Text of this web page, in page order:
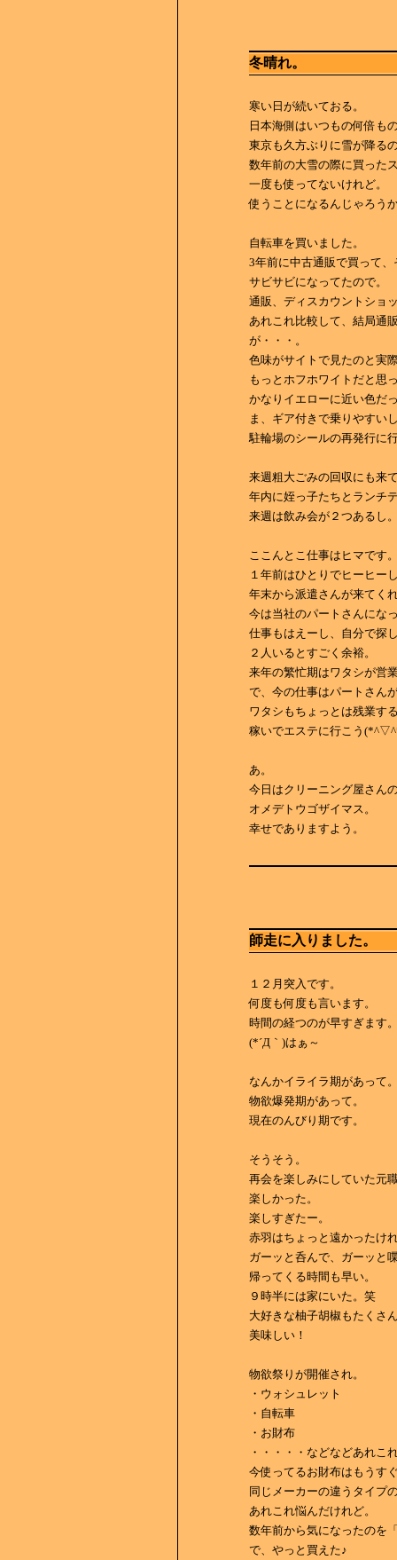
冬晴れ。
寒い日が続いておる。
日本海側はいつもの何倍も
東京も久方ぶりに雪が降る
数年前の大雪の際に買った
一度も使ってないけれど。
使うことになるんじゃろう
自転車を買いました。
3年前に中古通販で買って
サビサビになってたので。
通販、ディスカウントショ
あれこれ比較して、結局通
が・・・。
色味がサイトで見たのと実
もっとホフホワイトだと思
かなりイエローに近い色だ
ま、ギア付きで乗りやすい
駐輪場のシールの再発行に
来週粗大ごみの回収にも来
年内に姪っ子たちとランチ
来週は飲み会が２つあるし
ここんとこ仕事はヒマです
１年前はひとりでヒーヒー
年末から派遣さんが来てく
今は当社のパートさんにな
仕事もはえーし、自分で探
２人いるとすごく余裕。
来年の繁忙期はワタシが営
で、今の仕事はパートさん
ワタシもちょっとは残業す
稼いでエステに行こう
あ。
今日はクリーニング屋さん
オメデトウゴザイマス。
幸せでありますよう。
師走に入りました。
１２月突入です。
何度も何度も言います。
時間の経つのが早すぎます
(*´Д｀)はぁ～
なんかイライラ期があって
物欲爆発期があって。
現在のんびり期です。
そうそう。
再会を楽しみにしていた元
楽しかった。
楽しすぎたー。
赤羽はちょっと遠かったけ
ガーッと呑んで、ガーッと
帰ってくる時間も早い。
９時半には家にいた。笑
大好きな柚子胡椒もたくさ
美味しい！
物欲祭りが開催され。
・ウォシュレット
・自転車
・お財布
・・・・・などなどあれこ
今使ってるお財布はもうす
同じメーカーの違うタイプ
あれこれ悩んだけれど。
数年前から気になったのを
で、やっと買えた♪